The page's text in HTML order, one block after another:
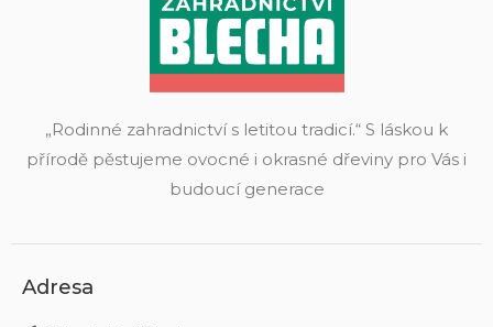
„Rodinné zahradnictví s letitou tradicí.“ S láskou k
přírodě pěstujeme ovocné i okrasné dřeviny pro Vás i
budoucí generace
Adresa